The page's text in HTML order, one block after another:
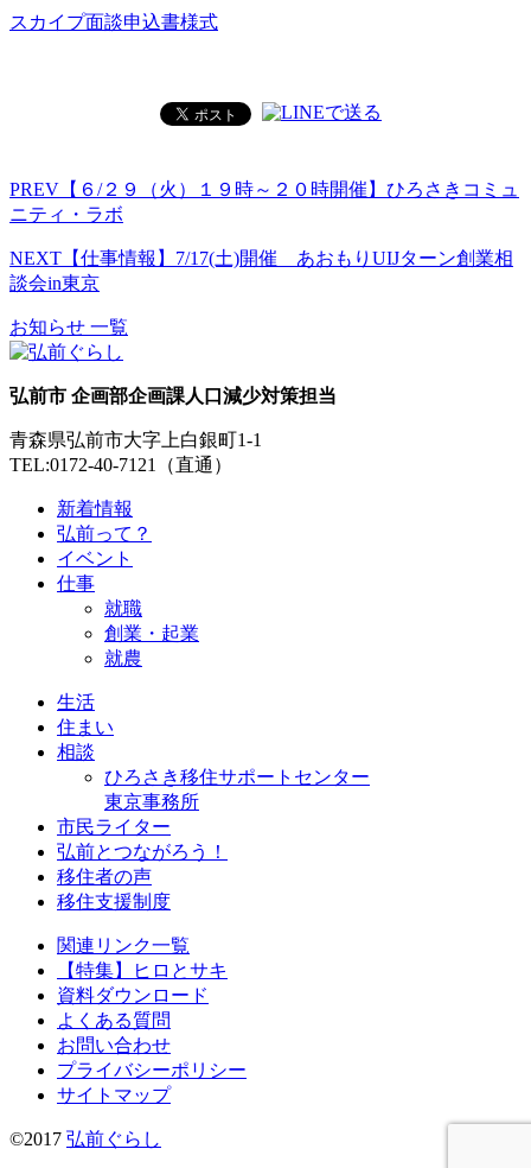
スカイプ面談申込書様式
PREV 【６/２９（火）１９時～２０時開催】ひろさきコミュ
ニティ・ラボ
NEXT 【仕事情報】7/17(土)開催 あおもりUIJターン創業相
談会in東京
お知らせ 一覧
弘前市 企画部企画課人口減少対策担当
青森県弘前市大字上白銀町1-1
TEL:0172-40-7121（直通）
新着情報
弘前って？
イベント
仕事
就職
創業・起業
就農
生活
住まい
相談
ひろさき移住サポートセンター
東京事務所
市民ライター
弘前とつながろう！
移住者の声
移住支援制度
関連リンク一覧
【特集】ヒロとサキ
資料ダウンロード
よくある質問
お問い合わせ
プライバシーポリシー
サイトマップ
©2017 弘前ぐらし